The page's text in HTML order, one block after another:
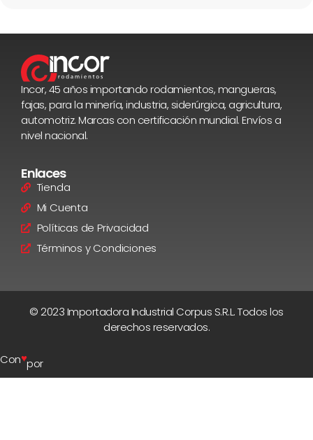
Incor, 45 años importando rodamientos, mangueras,
fajas, para la minería, industria, siderúrgica, agricultura,
automotriz. Marcas con certificación mundial. Envíos a
nivel nacional.
Enlaces
Tienda
Mi Cuenta
Políticas de Privacidad
Términos y Condiciones
© 2023 Importadora Industrial Corpus S.R.L. Todos los
derechos reservados.
Con♥por